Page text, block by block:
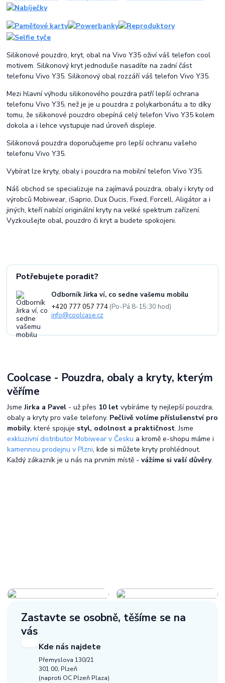
Potřebujete poradit?
Odborník Jirka ví, co sedne vašemu mobilu
+420 777 057 774 (Po-Pá 8-15:30 hod)
info@coolcase.cz
Silikonové pouzdro, kryt, obal na Vivo Y35 oživí váš telefon cool
motivem. Silikonový kryt jednoduše nasadíte na zadní část
telefonu Vivo Y35. Silikonový obal rozzáří váš telefon Vivo Y35.
Mezi hlavní výhodu silikonového pouzdra patří lepší ochrana
telefonu Vivo Y35, než je je u pouzdra z polykarbonátu a to díky
tomu, že silikonové pouzdro obepíná celý telefon Vivo Y35 kolem
dokola a i lehce vystupuje nad úroveň displeje.
Silikonová pouzdra doporučujeme pro lepší ochranu vašeho
telefonu Vivo Y35.
Vybírat lze kryty, obaly i pouzdra na mobilní telefon Vivo Y35.
Náš obchod se specializuje na zajímavá pouzdra, obaly i kryty od
výrobců Mobiwear, iSaprio, Dux Ducis, Fixed, Forcell, Aligátor a i
jiných, kteří nabízí originální kryty na velké spektrum zařízení.
Vyzkoušejte obal, pouzdro či kryt a budete spokojeni.
Coolcase - Pouzdra, obaly a kryty, kterým
věříme
JsmeJirka a Pavel - už přes 10 let vybíráme ty nejlepší pouzdra,
obaly a kryty pro vaše telefony. Pečlivě volíme příslušenství pro
mobily, které spojuje styl, odolnost a praktičnost. Jsme
exkluzivní distributor Mobiwear v Česku a kromě e-shopu máme i
kamennou prodejnu v Plzni, kde si můžete kryty prohlédnout.
Každý zákazník je u nás na prvním místě - vážíme si vaší důvěry.
Zastavte se osobně, těšíme se na
vás
Kde nás najdete
Přemyslova 130/21
301 00, Plzeň
(naproti OC Plzeň Plaza)